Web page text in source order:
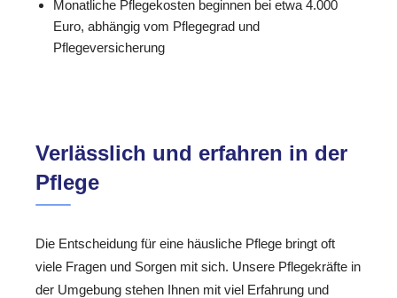
Monatliche Pflegekosten beginnen bei etwa 4.000
Euro, abhängig vom Pflegegrad und
Pflegeversicherung
Verlässlich und erfahren in der
Pflege
Die Entscheidung für eine häusliche Pflege bringt oft
viele Fragen und Sorgen mit sich. Unsere Pflegekräfte in
der Umgebung stehen Ihnen mit viel Erfahrung und